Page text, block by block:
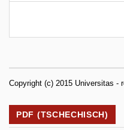
Copyright (c) 2015 Universitas -
PDF (TSCHECHISCH)